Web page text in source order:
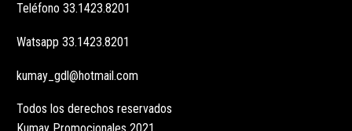
Teléfono 33.1423.8201
Watsapp 33.1423.8201
kumay_gdl@hotmail.com
Todos los derechos reservados